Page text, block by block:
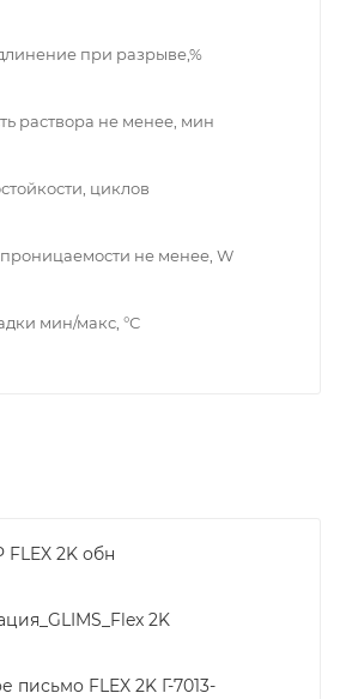
при разрыве,%
раствора не менее, мин
циклов
не менее, W
мин/макс, °С
FLEX 2K обн
2K
письмо FLEX 2K Г-7013-